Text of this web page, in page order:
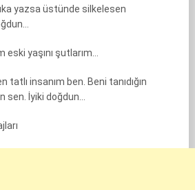
yazsa üstünde silkelesen
eski yaşını şutlarım…
tatlı insanım ben. Beni tanıdığın
sen. İyiki doğdun…